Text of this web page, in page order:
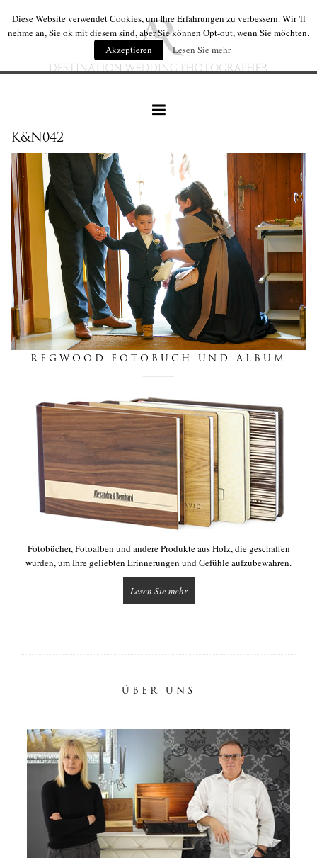
hochzeiten
hochzeit produkte
wir
nachrichten
K&N042
REGWOOD FOTOBUCH UND ALBUM
Fotobücher, Fotoalben und andere Produkte aus Holz, die geschaffen
wurden, um Ihre geliebten Erinnerungen und Gefühle aufzubewahren.
Lesen Sie mehr
ÜBER UNS
Diese Website verwendet Cookies, um Ihre Erfahrungen zu verbessern. Wir 'll
nehme an, Sie ok mit diesem sind, aber Sie können Opt-out, wenn Sie möchten.
Akzeptieren
Lesen Sie mehr